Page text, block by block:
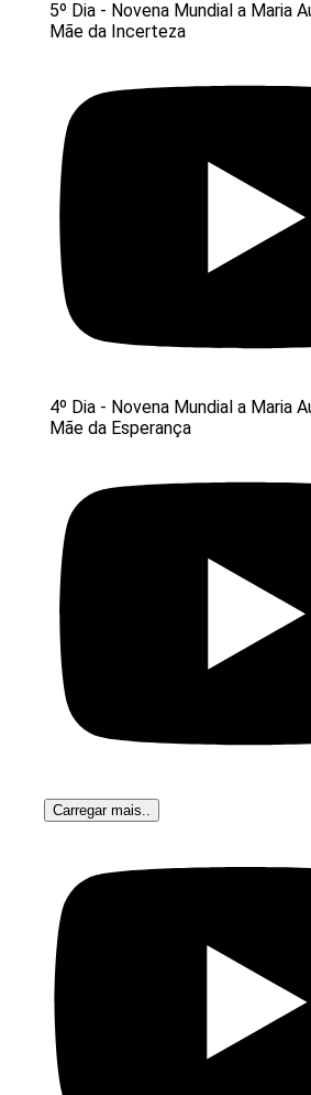
5º Dia - Novena Mundial a Maria
Mãe da Incerteza
4º Dia - Novena Mundial a Maria
Mãe da Esperança
Carregar mais..